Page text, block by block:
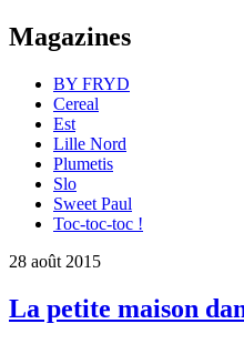
Magazines
BY FRYD
Cereal
Est
Lille Nord
Plumetis
Slo
Sweet Paul
Toc-toc-toc !
28 août 2015
La petite maison